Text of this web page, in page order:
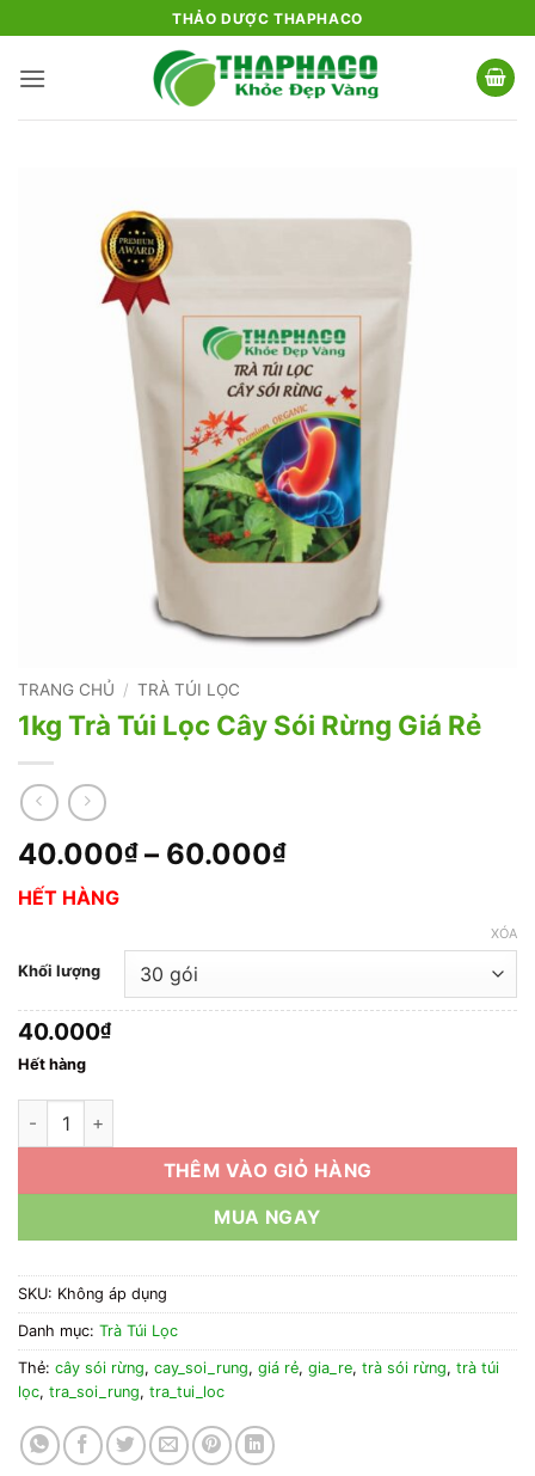
qua
nội
THẢO DƯỢC THAPHACO
TRANG CHỦ / TRÀ TÚI LỌC
1kg Trà Túi Lọc Cây Sói Rừng Giá Rẻ
40.000₫ – 60.000₫Khoảng
60.000₫
HẾT HÀNG
Khối lượng
XÓA
40.000₫
Hết hàng
1kg Trà Túi Lọc Cây Sói Rừng Giá Rẻ số lượng
THÊM VÀO GIỎ HÀNG
MUA NGAY
SKU: Không áp dụng
Danh mục: Trà Túi Lọc
Thẻ: cây sói rừng, cay_soi_rung, giá rẻ, gia_re, trà sói rừng, trà túi
lọc, tra_soi_rung, tra_tui_loc